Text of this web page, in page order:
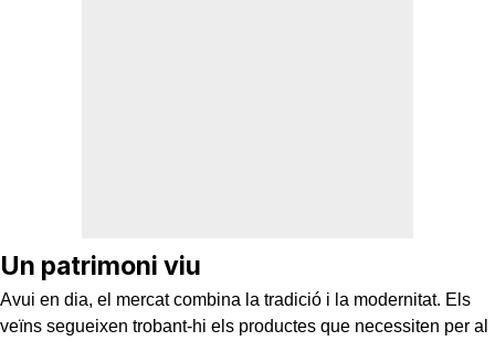
Un patrimoni viu
Avui en dia, el mercat combina la tradició i la modernitat. Els
veïns segueixen trobant-hi els productes que necessiten per al